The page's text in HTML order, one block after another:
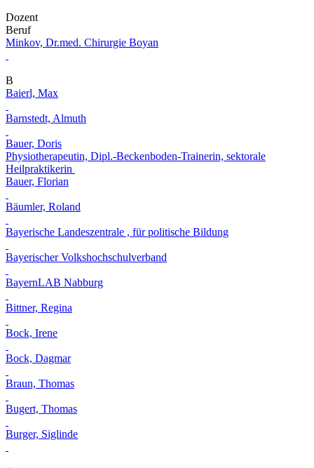
Dozent
Beruf
Minkov, Dr.med. Chirurgie Boyan
B
Baierl, Max
Barnstedt, Almuth
Bauer, Doris
Physiotherapeutin, Dipl.-Beckenboden-Trainerin, sektorale
Heilpraktikerin
Bauer, Florian
Bäumler, Roland
Bayerische Landeszentrale , für politische Bildung
Bayerischer Volkshochschulverband
BayernLAB Nabburg
Bittner, Regina
Bock, Irene
Bock, Dagmar
Braun, Thomas
Bugert, Thomas
Burger, Siglinde